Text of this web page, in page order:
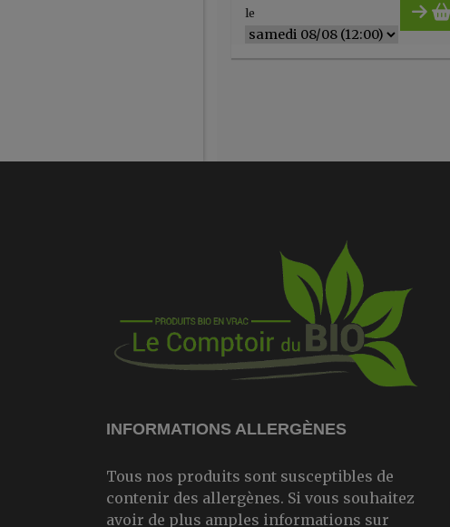
le
INFORMATIONS ALLERGÈNES
Tous nos produits sont susceptibles de
contenir des allergènes. Si vous souhaitez
avoir de plus amples informations sur